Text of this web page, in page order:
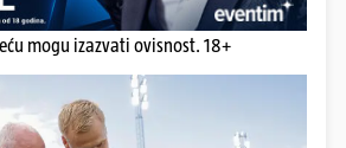
mogu izazvati ovisnost. 18+